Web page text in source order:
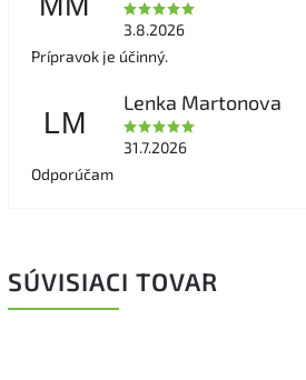
3.8.2026
Prípravok je účinný.
LM
Lenka Martonova
31.7.2026
Odporúčam
SÚVISIACI TOVAR